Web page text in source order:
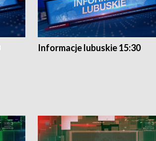
Informacje lubuskie 15:30